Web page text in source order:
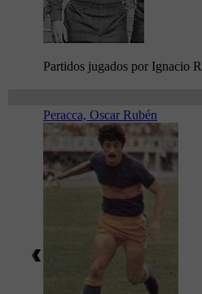
Partidos jugados por Ignacio
Peracca, Oscar Rubén